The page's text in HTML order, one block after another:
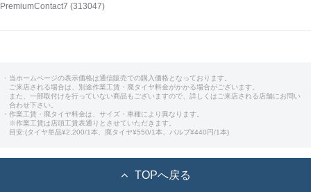
PremiumContact7 (313047)
・当ホームページの表示価格は通信販売での購入価格となっております。
ご来店される場合は、別途作業工賃・廃タイヤ料金がかかる場合がございます。
また、一部取付けを行っていない商品もございますので、詳しくはご来店される店舗にお問い
合わせ下さい。
・作業工賃・廃タイヤ料金は、サイズ・車種により異なります。
※作業工賃は店頭工賃表通りとさせていただきます。
目安:(タイヤ単品¥2,200/1本、廃タイヤ¥550/1本、バルブ¥440円/1本)
TOPへ戻る